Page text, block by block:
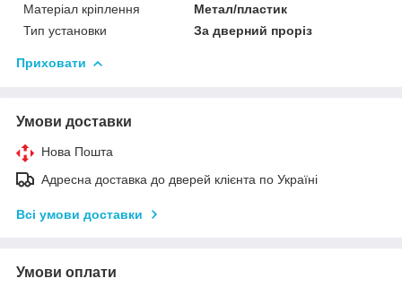
Матеріал кріплення
Метал/пластик
Тип установки
За дверний проріз
Приховати
Умови доставки
Нова Пошта
Адресна доставка до дверей клієнта по Україні
Всі умови доставки
Умови оплати